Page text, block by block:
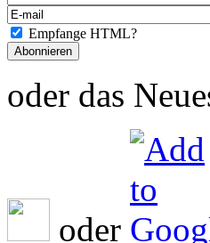
Empfange HTML?
oder das
oder